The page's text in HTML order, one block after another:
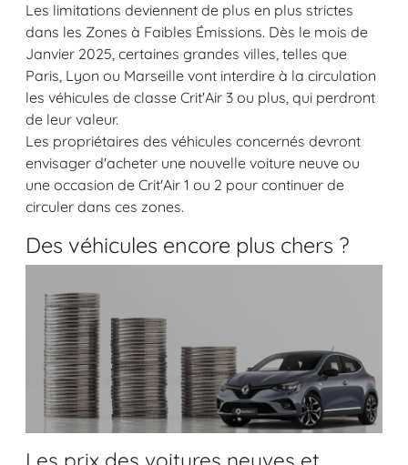
Les limitations deviennent de plus en plus strictes
dans les Zones à Faibles Émissions. Dès le mois de
Janvier 2025, certaines grandes villes, telles que
Paris, Lyon ou Marseille vont interdire à la circulation
les véhicules de classe Crit'Air 3 ou plus, qui perdront
de leur valeur.
Les propriétaires des véhicules concernés devront
envisager d'acheter une nouvelle voiture neuve ou
une occasion de Crit'Air 1 ou 2 pour continuer de
circuler dans ces zones.
Des véhicules encore plus chers ?
Les prix des voitures neuves et